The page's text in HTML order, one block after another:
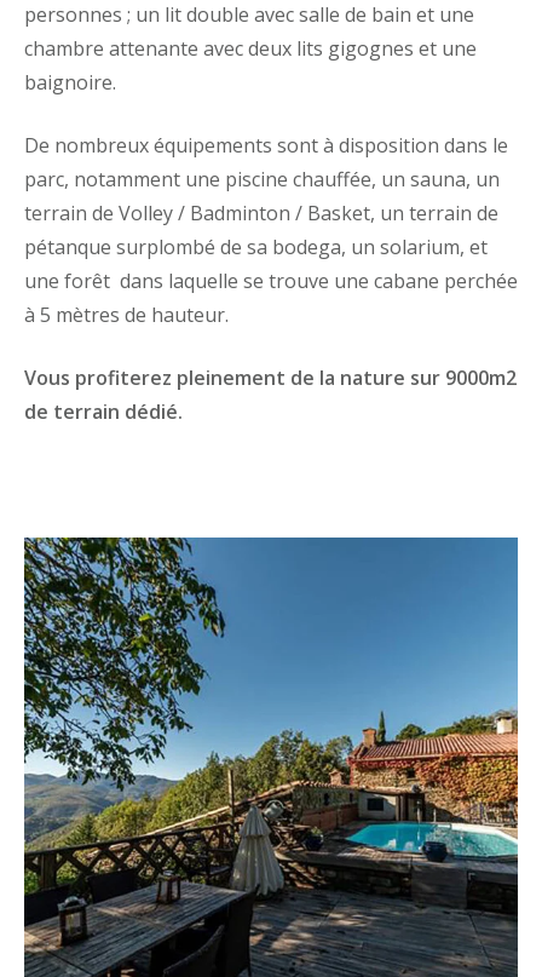
personnes ; un lit double avec salle de bain et une
chambre attenante avec deux lits gigognes et une
baignoire.
De nombreux équipements sont à disposition dans le
parc, notamment une piscine chauffée, un sauna, un
terrain de Volley / Badminton / Basket, un terrain de
pétanque surplombé de sa bodega, un solarium, et
une forêt dans laquelle se trouve une cabane perchée
à 5 mètres de hauteur.
Vous profiterez pleinement de la nature sur 9000m2
de terrain dédié.